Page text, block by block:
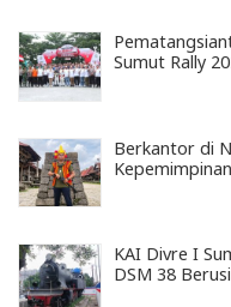
Sumut Rally
Berkantor di
KAI Divre I
DSM 38